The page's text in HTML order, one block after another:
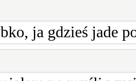
ja gdzieś jade